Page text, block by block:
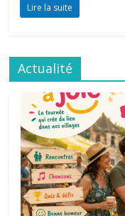
Lire la suite
Actualité